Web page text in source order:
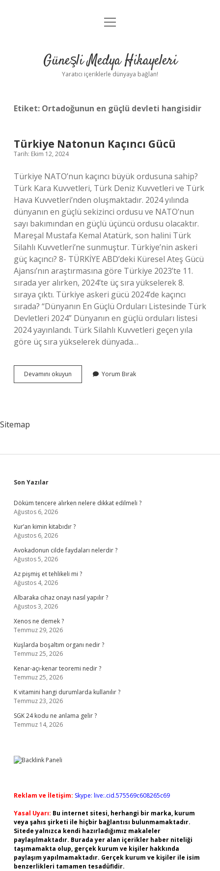
Anasayfa
Yasal Uyarı
menüyü
Güneşli Medya Hikayeleri
Yaratıcı içeriklerle dünyaya bağlan!
Etiket: Ortadoğunun en güçlü devleti hangisidir
Türkiye Natonun Kaçıncı Gücü
Tarih: Ekim 12, 2024
Türkiye NATO’nun kaçıncı büyük ordusuna sahip?
Türk Kara Kuvvetleri, Türk Deniz Kuvvetleri ve Türk
Hava Kuvvetleri’nden oluşmaktadır. 2024 yılında
dünyanın en güçlü sekizinci ordusu ve NATO’nun
sayı bakımından en güçlü üçüncü ordusu olacaktır.
Mareşal Mustafa Kemal Atatürk, son halini Türk
Silahlı Kuvvetleri’ne sunmuştur. Türkiye’nin askeri
güç kaçıncı? 8- TÜRKİYE ABD’deki Küresel Ateş Gücü
Ajansı’nın araştırmasına göre Türkiye 2023’te 11.
sırada yer alırken, 2024’te üç sıra yükselerek 8.
sıraya çıktı. Türkiye askeri gücü 2024’de kaçıncı
sırada? “Dünyanın En Güçlü Orduları Listesinde Türk
Devletleri 2024” Dünyanın en güçlü orduları listesi
2024 yayınlandı. Türk Silahlı Kuvvetleri geçen yıla
göre üç sıra yükselerek dünyada…
Devamını okuyun
Natonun
Yorum Bırak
Sitemap
Sidebar
Son Yazılar
Döküm tencere alırken nelere dikkat edilmeli ?
Ağustos 6, 2026
Kur’an kimin kitabıdır ?
Ağustos 6, 2026
Avokadonun cilde faydaları nelerdir ?
Ağustos 5, 2026
Az pişmiş et tehlikeli mi ?
Ağustos 4, 2026
Albaraka cihaz onayı nasıl yapılır ?
Ağustos 3, 2026
Xenos ne demek ?
Temmuz 29, 2026
Kuşlarda boşaltım organı nedir ?
Temmuz 25, 2026
Kenar-açı-kenar teoremi nedir ?
Temmuz 25, 2026
K vitamini hangi durumlarda kullanılır ?
Temmuz 23, 2026
SGK 24 kodu ne anlama gelir ?
Temmuz 14, 2026
Reklam ve İletişim: Skype: live:.cid.575569c608265c69
Yasal Uyarı: Bu internet sitesi, herhangi bir marka, kurum
veya şahıs şirketi ile hiçbir bağlantısı bulunmamaktadır.
Sitede yalnızca kendi hazırladığımız makaleler
paylaşılmaktadır. Burada yer alan içerikler haber niteliği
taşımamakta olup, gerçek kurum ve kişiler hakkında
paylaşım yapılmamaktadır. Gerçek kurum ve kişiler ile isim
benzerlikleri tamamen tesadüfidir.